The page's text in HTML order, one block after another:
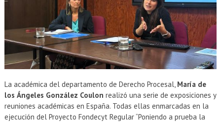
La académica del departamento de Derecho Procesal, María de
los Ángeles González Coulon realizó una serie de exposiciones y
reuniones académicas en España. Todas ellas enmarcadas en la
ejecución del Proyecto Fondecyt Regular “Poniendo a prueba la